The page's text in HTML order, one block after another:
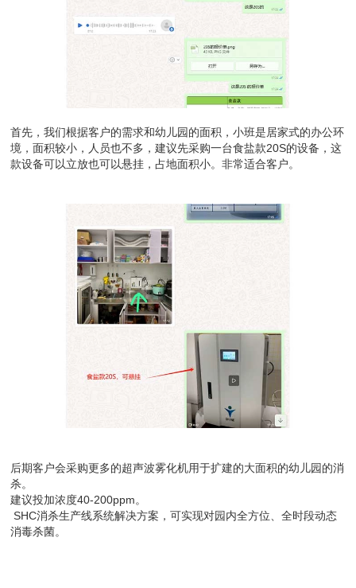
首先，我们根据客户的需求和幼儿园的面积，小班是居家式的办公环
境，面积较小，人员也不多，建议先采购一台食盐款20S的设备，这
款设备可以立放也可以悬挂，占地面积小。非常适合客户。
后期客户会采购更多的超声波雾化机用于扩建的大面积的幼儿园的消
杀。
建议投加浓度40-200ppm。
SHC消杀生产线系统解决方案，可实现对园内全方位、全时段动态
消毒杀菌。